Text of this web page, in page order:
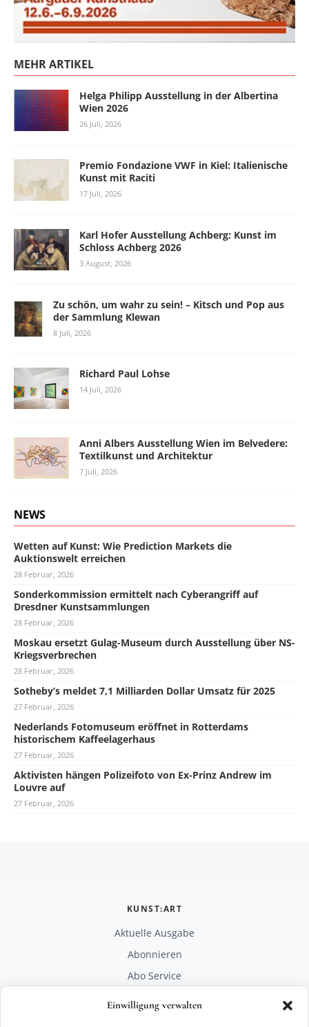
Einwilligung verwalten
MEHR ARTIKEL
Helga Philipp Ausstellung in der Albertina
Wien 2026
26 Juli, 2026
Premio Fondazione VWF in Kiel: Italienische
Kunst mit Raciti
17 Juli, 2026
Karl Hofer Ausstellung Achberg: Kunst im
Schloss Achberg 2026
3 August, 2026
Zu schön, um wahr zu sein! – Kitsch und Pop aus
der Sammlung Klewan
8 Juli, 2026
Richard Paul Lohse
14 Juli, 2026
Anni Albers Ausstellung Wien im Belvedere:
Textilkunst und Architektur
7 Juli, 2026
NEWS
Wetten auf Kunst: Wie Prediction Markets die
Auktionswelt erreichen
28 Februar, 2026
Sonderkommission ermittelt nach Cyberangriff auf
Dresdner Kunstsammlungen
28 Februar, 2026
Moskau ersetzt Gulag-Museum durch Ausstellung über NS-
Kriegsverbrechen
28 Februar, 2026
Sotheby’s meldet 7,1 Milliarden Dollar Umsatz für 2025
27 Februar, 2026
Nederlands Fotomuseum eröffnet in Rotterdams
historischem Kaffeelagerhaus
27 Februar, 2026
Aktivisten hängen Polizeifoto von Ex-Prinz Andrew im
Louvre auf
27 Februar, 2026
KUNST:ART
Aktuelle Ausgabe
Abonnieren
Abo Service